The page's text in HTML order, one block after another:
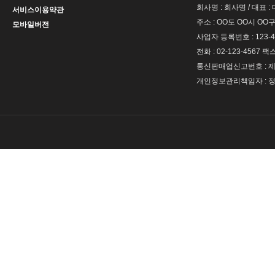
서비스이용약관
모바일버전
회사명 : 회사명 / 대표 :
주소 : OO도 OO시 OO
사업자 등록번호 : 123-
전화 : 02-123-4567 팩
통신판매업신고번호 :
개인정보관리책임자 :